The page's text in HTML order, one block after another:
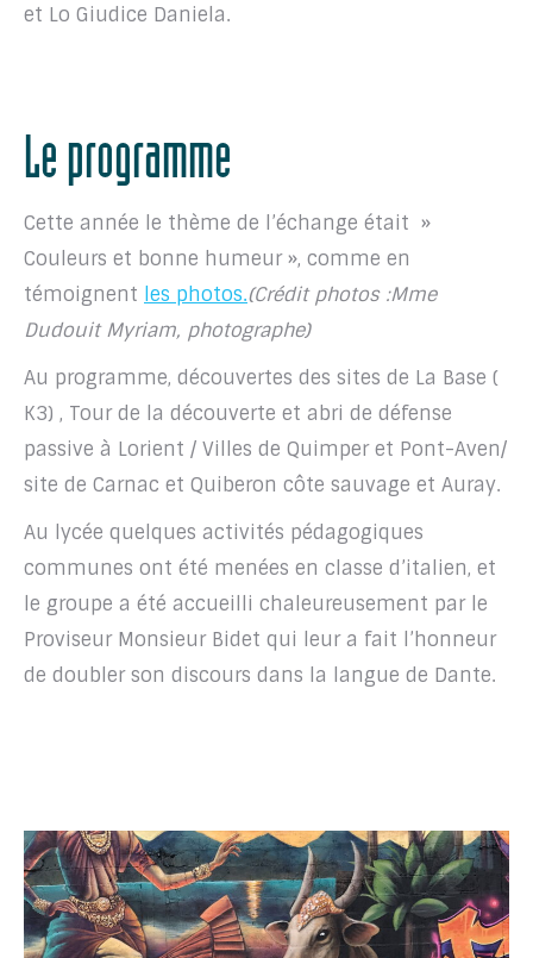
et Lo Giudice Daniela.
Le programme
Cette année le thème de l’échange était »
Couleurs et bonne humeur », comme en
témoignent les photos.(Crédit photos :Mme
Dudouit Myriam, photographe)
Au programme, découvertes des sites de La Base (
K3) , Tour de la découverte et abri de défense
passive à Lorient / Villes de Quimper et Pont-Aven/
site de Carnac et Quiberon côte sauvage et Auray.
Au lycée quelques activités pédagogiques
communes ont été menées en classe d’italien, et
le groupe a été accueilli chaleureusement par le
Proviseur Monsieur Bidet qui leur a fait l’honneur
de doubler son discours dans la langue de Dante.